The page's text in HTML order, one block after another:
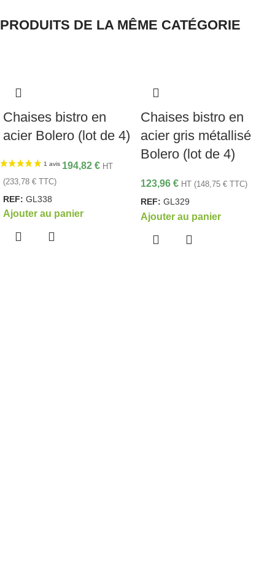
PRODUITS DE LA MÊME CATÉGORIE
Chaises bistro en
acier Bolero (lot de 4)
194,82 € HT
(233,78 € TTC)
REF: GL338
Ajouter au panier
Chaises bistro en
acier gris métallisé
Bolero (lot de 4)
123,96 € HT (148,75 € TTC)
REF: GL329
Ajouter au panier